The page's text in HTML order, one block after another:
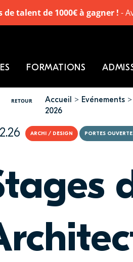
RETOUR
ÊTES ICI Accueil Evénements
2026
ARCHI / DESIGN PORTES
FORMATIONS
de talent de 1000€ à gagner ! -